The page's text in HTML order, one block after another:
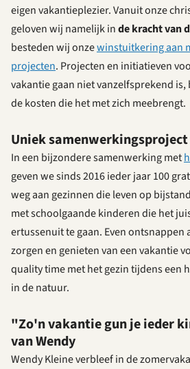
eigen vakantieplezier. Vanuit onze
geloven wij namelijk inde kracht van
besteden wij onzewinstuitkering aan
projecten. Projecten en initiatieven
vakantie gaan niet vanzelfsprekend
de kosten die het met zich meebrengt.
Uniek samenwerkingsproject
In een bijzondere samenwerking met
geven we sinds 2016 ieder jaar 100
weg aan gezinnen die leven op
met schoolgaande kinderen die het
ertussenuit te gaan. Even ontsnappen
zorgen en genieten van een vakantie
quality time met het gezin tijdens een
in de natuur.
"Zo'n vakantie gun je ieder
van Wendy
Wendy Kleine verbleef in de